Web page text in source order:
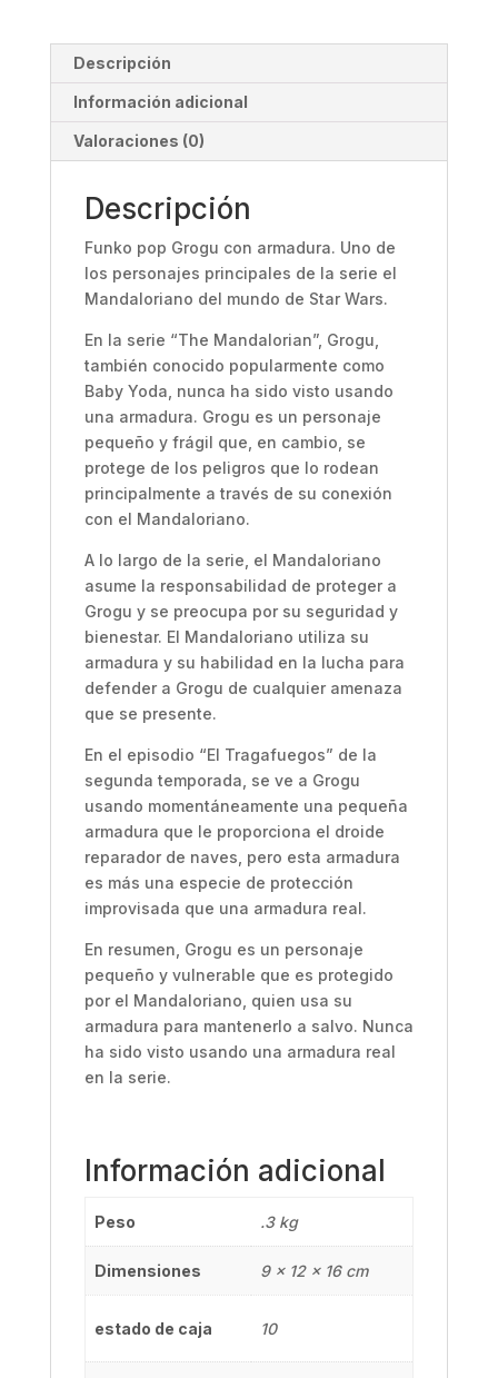
Descripción
Información adicional
Valoraciones (0)
Descripción
Funko pop Grogu con armadura. Uno de
los personajes principales de la serie el
Mandaloriano del mundo de Star Wars.
En la serie “The Mandalorian”, Grogu,
también conocido popularmente como
Baby Yoda, nunca ha sido visto usando
una armadura. Grogu es un personaje
pequeño y frágil que, en cambio, se
protege de los peligros que lo rodean
principalmente a través de su conexión
con el Mandaloriano.
A lo largo de la serie, el Mandaloriano
asume la responsabilidad de proteger a
Grogu y se preocupa por su seguridad y
bienestar. El Mandaloriano utiliza su
armadura y su habilidad en la lucha para
defender a Grogu de cualquier amenaza
que se presente.
En el episodio “El Tragafuegos” de la
segunda temporada, se ve a Grogu
usando momentáneamente una pequeña
armadura que le proporciona el droide
reparador de naves, pero esta armadura
es más una especie de protección
improvisada que una armadura real.
En resumen, Grogu es un personaje
pequeño y vulnerable que es protegido
por el Mandaloriano, quien usa su
armadura para mantenerlo a salvo. Nunca
ha sido visto usando una armadura real
en la serie.
Información adicional
Peso .3 kg
Dimensiones 9 × 12 × 16 cm
estado de caja 10